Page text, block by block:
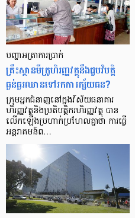
បញ្ហា​អត្រា​ការប្រាក់
គ្រឹះស្ថាន​មីក្រូ​ហិរញ្ញវត្ថុ​នឹង​ជួប​វិបត្តិ​
ធ្ងន់ធ្ងរ​ឈាន​ទៅ​រក​ការ​ក្ស័យធន?
ក្រុម​អ្នក​ជំនាញ​នៅ​ក្នុង​វិស័យ​ធនាគារ
ហិរញ្ញវត្ថុ​និង​ប្រតិបត្តិករ​ហិរញ្ញ​វត្ថុ បាន​​
លើក​ឡើង​ប្រហាក់​ប្រហែល​គ្នា​ថា ការ​ធ្វើ​
អន្តរាគមន៍​ព…